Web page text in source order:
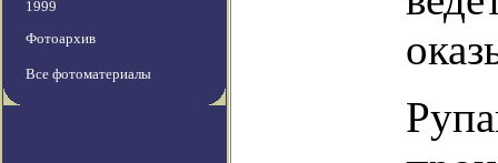
1999
Фотоархив
Все фотоматериалы